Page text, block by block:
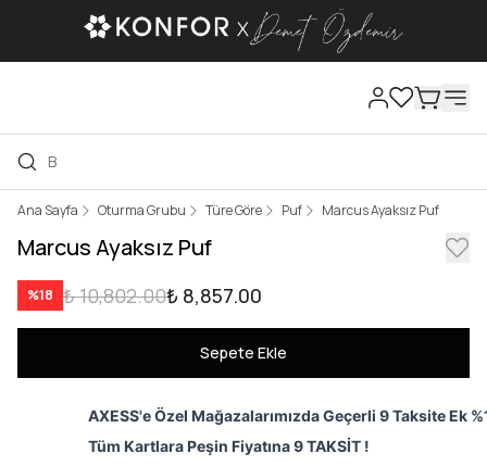
Ana Sayfa Oturma Grubu Türe Göre Puf Marcus Ayaksız Puf
Marcus Ayaksız Puf
%18 ₺ 10,802.00₺ 8,857.00
Sepete Ekle
AXESS'e Özel Mağazalarımızda Geçerli 9 Taksite Ek
Tüm Kartlara Peşin Fiyatına 9 TAKSİT !